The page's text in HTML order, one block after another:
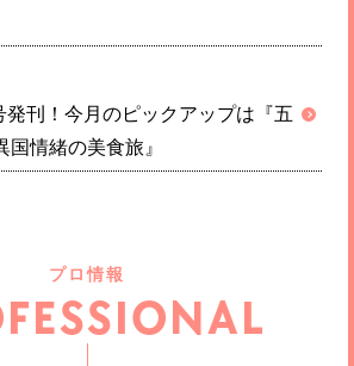
発刊！今月のピックアップは『五
情緒の美食旅』
プロ情報